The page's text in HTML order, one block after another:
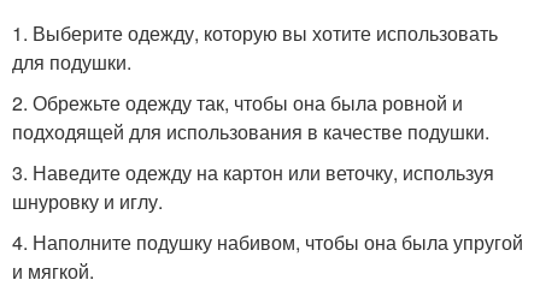
1. Выберите одежду, которую вы хотите использовать
для подушки.
2. Обрежьте одежду так, чтобы она была ровной и
подходящей для использования в качестве подушки.
3. Наведите одежду на картон или веточку, используя
шнуровку и иглу.
4. Наполните подушку набивом, чтобы она была упругой
и мягкой.